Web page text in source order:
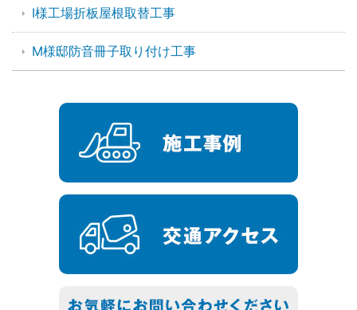
I様工場折板屋根取替工事
M様邸防音冊子取り付け工事